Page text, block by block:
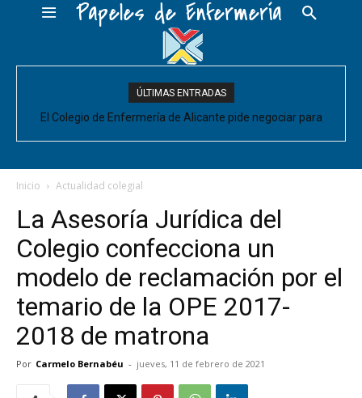
Papeles de Enfermería
ÚLTIMAS ENTRADAS
El Colegio de Enfermería de Alicante pide negociar para
y CESM-CV
Inicio Actualidad colegial
La Asesoría Jurídica del
Colegio confecciona un
modelo de reclamación por el
temario de la OPE 2017-
2018 de matrona
Por Carmelo Bernabéu - jueves, 11 de febrero de 2021